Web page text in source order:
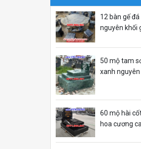
12 bàn gế
nguyên khối
50 mộ tam
xanh
60 mộ hài
hoa cương